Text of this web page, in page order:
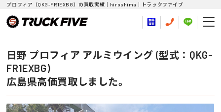
プロフィア（QKG-FR1EXBG）の買取実績｜hiroshima｜トラックファイブ
日野 プロフィア アルミウイング (型式：QKG-
FR1EXBG)
広島県高価買取しました。